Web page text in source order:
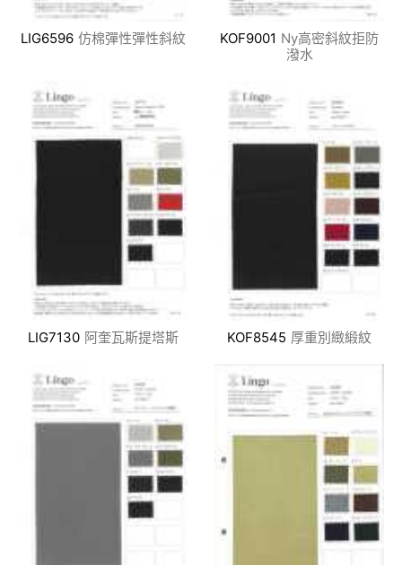
LIG6596 仿棉彈性彈性斜紋 KOF9001 Ny高密斜紋拒防
潑水
LIG7130 阿奎瓦斯提塔斯 KOF8545 厚重別緻緞紋